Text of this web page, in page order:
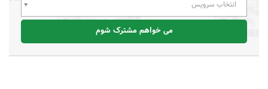
انتخاب سرویس
می خواهم مشترک شوم